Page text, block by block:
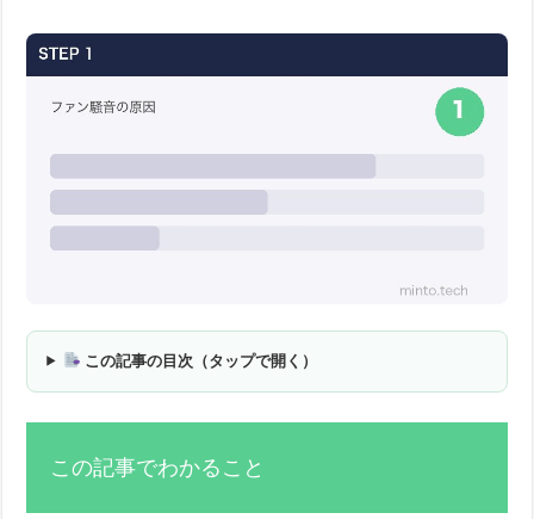
この記事の目次（タップで開く）
この記事でわかること